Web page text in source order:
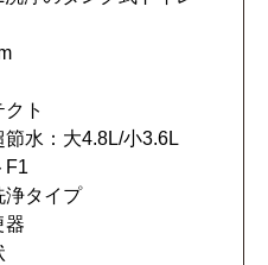
ト
水：大4.8L/小3.6L
F1
浄タイプ
器